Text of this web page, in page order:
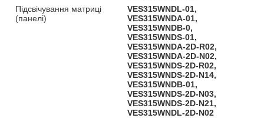
Підсвічування матриці
(панелі)
VES315WNDL-01,
VES315WNDA-01,
VES315WNDB-0,
VES315WNDS-01,
VES315WNDA-2D-R02,
VES315WNDA-2D-N02,
VES315WNDS-2D-R02,
VES315WNDS-2D-N14,
VES315WNDB-01,
VES315WNDS-2D-N03,
VES315WNDS-2D-N21,
VES315WNDL-2D-N02